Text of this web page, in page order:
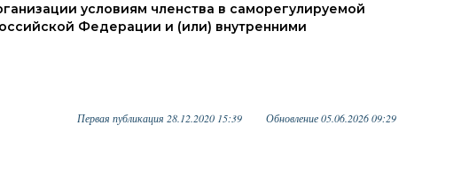
условиям членства в саморегулируемой
Федерации и (или) внутренними
Первая публикация 28.12.2020 15:39 Обновление 05.06.2026 09:29